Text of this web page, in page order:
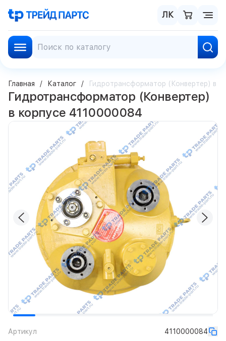
ЛК
Главная Каталог Гидротрансформатор (Конвертер) в
Гидротрансформатор (Конвертер)
в корпусе 4110000084
Артикул
4110000084